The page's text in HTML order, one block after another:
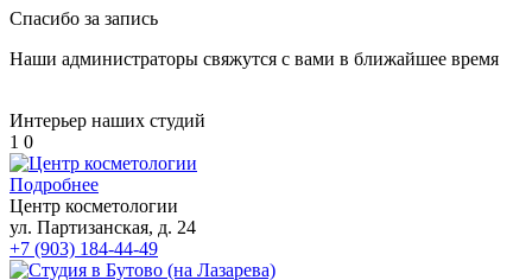
Спасибо за запись
Наши администраторы свяжутся с вами в ближайшее время
Интерьер наших студий
1 0
Подробнее
Центр косметологии
ул. Партизанская, д. 24
+7 (903) 184-44-49